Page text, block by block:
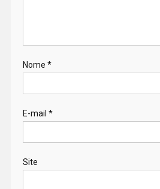
Nome *
E-mail *
Site